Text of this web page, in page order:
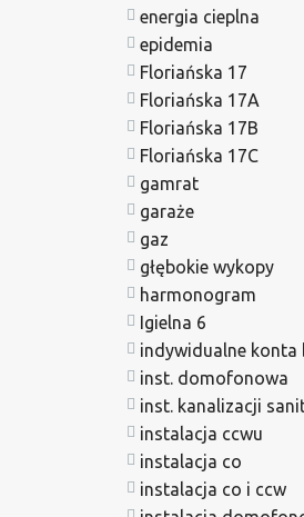
energia cieplna
epidemia
Floriańska 17
Floriańska 17A
Floriańska 17B
Floriańska 17C
gamrat
garaże
gaz
głębokie wykopy
harmonogram
Igielna 6
indywidualne konta
inst. domofonowa
inst. kanalizacji
instalacja ccwu
instalacja co
instalacja co i ccw